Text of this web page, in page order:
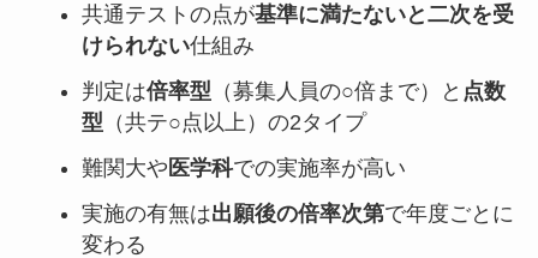
共通テストの点が基準に満たないと二次を受
けられない仕組み
判定は倍率型 （募集人員の○倍まで）と 点数
型 （共テ○点以上）の2タイプ
難関大や 医学科での実施率が高い
実施の有無は出願後の倍率次第で年度ごとに
変わる